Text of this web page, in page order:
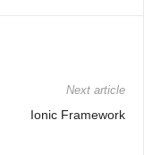
Next article
Ionic Framework